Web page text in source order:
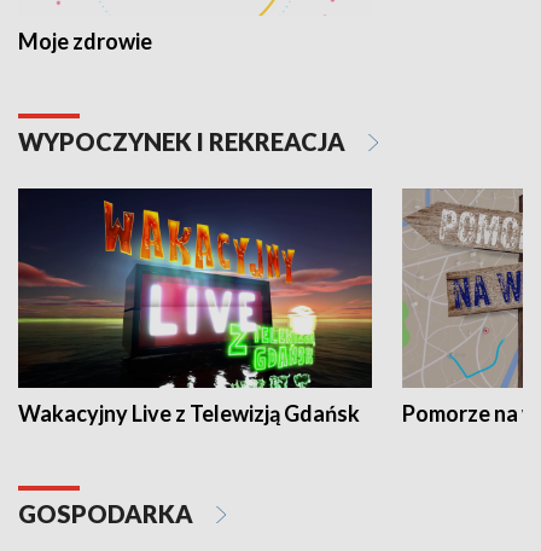
Moje zdrowie
WYPOCZYNEK I REKREACJA
Wakacyjny Live z Telewizją Gdańsk Pomorze na
GOSPODARKA